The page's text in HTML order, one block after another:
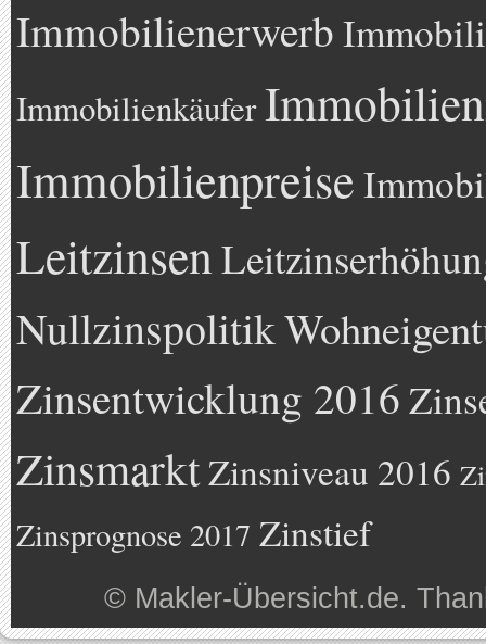
Immobilienerwerb
Immobilienkäufer
Immobilienpreise
Leitzinsen
Nullzinspolitik
Zinsentwicklung 2016
ZinsmarktZinsniveau 2016
Zinsprognose 2017 Zinstief
© Makler-Übersicht.de.